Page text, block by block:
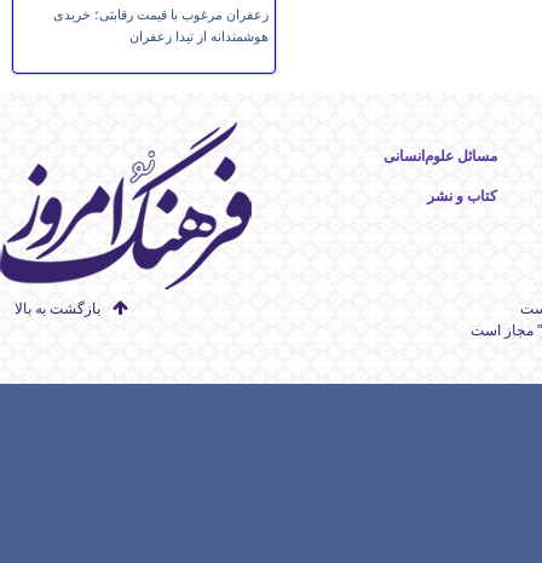
زعفران مرغوب با قیمت رقابتی؛ خریدی
هوشمندانه از تیدا زعفران
مسائل علوم‌انسانی
کتاب و نشر
بازگشت به بالا
" مجاز است